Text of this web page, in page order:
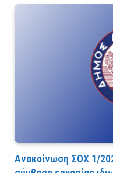
Ανακοίνωση ΣΟΧ 1/